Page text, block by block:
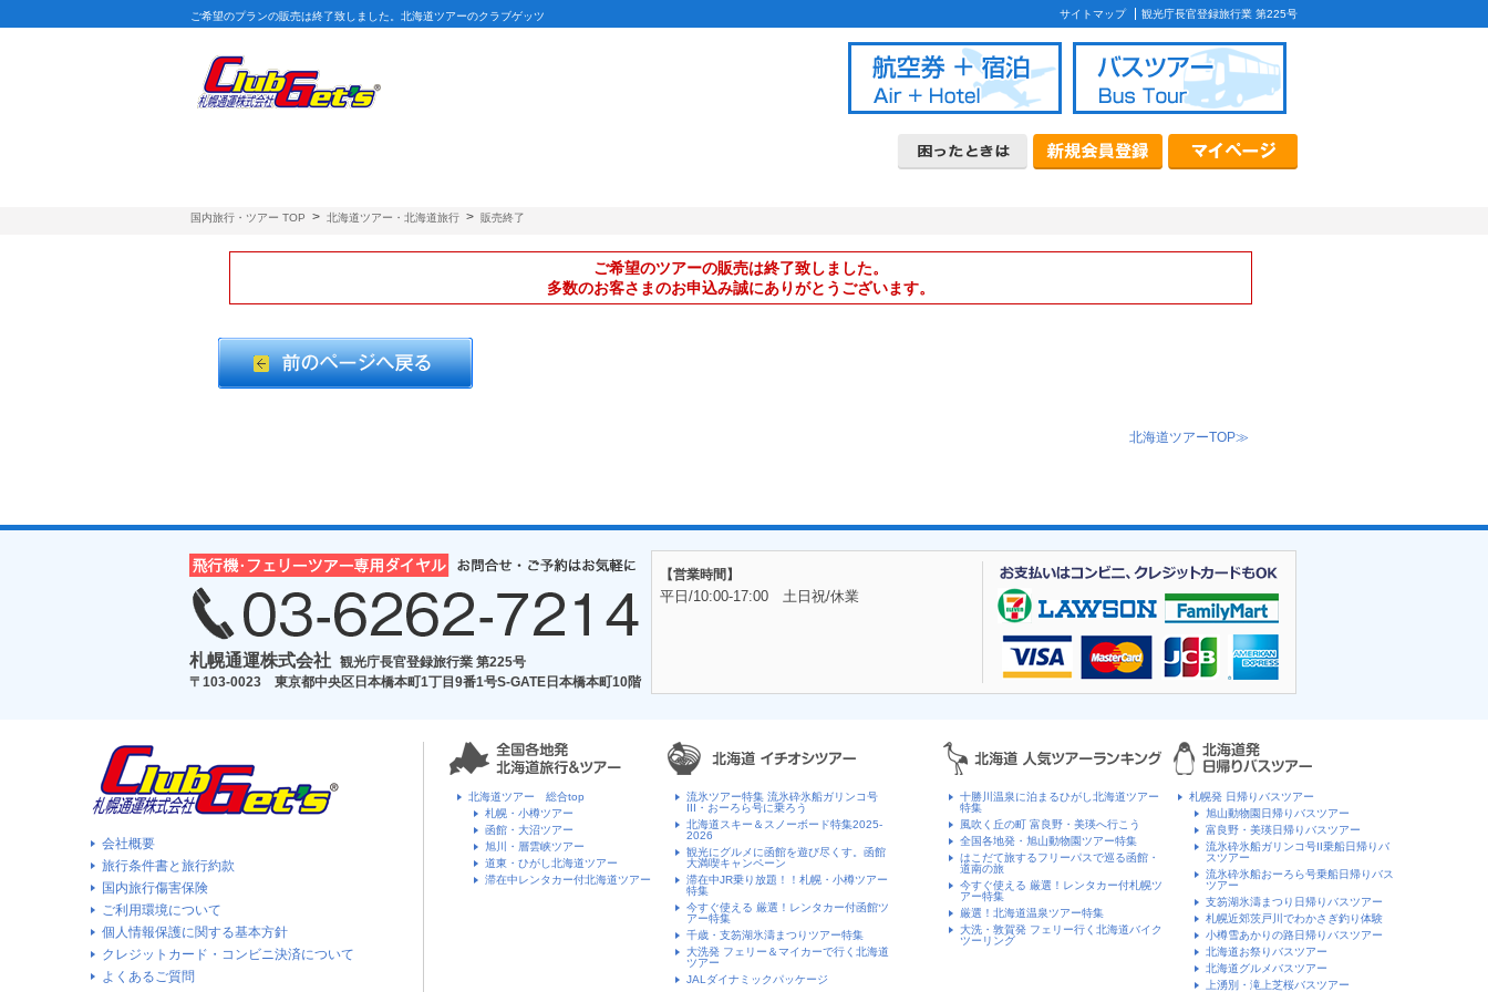
ご希望のプランの販売は終了致しました。北海道ツアーのクラブゲッツ サイトマップ 観光庁長官登録旅行業 第225号
ダイナミックパッケージ
北海道ツアー
関東甲信越ツアー
富士登山ツアー
九州ツアー 首都圏発バスツアー
北海道発バスツアー
国内旅行・ツアー TOP > 北海道ツアー・北海道旅行 > 販売終了
ご希望のツアーの販売は終了致しました。
多数のお客さまのお申込み誠にありがとうございます。
北海道ツアーTOP≫
札幌通運株式会社
観光庁長官登録旅行業 第225号
〒103-0023 東京都中央区日本橋本町1丁目9番1号S-GATE日本橋本町10階
【営業時間】
平日/10:00-17:00 土日祝/休業
会社概要
旅行条件書と旅行約款
国内旅行傷害保険
ご利用環境について
個人情報保護に関する基本方針
クレジットカード・コンビニ決済について
よくあるご質問
北海道ツアー 総合top
札幌・小樽ツアー
函館・大沼ツアー
旭川・層雲峡ツアー
道東・ひがし北海道ツアー
滞在中レンタカー付北海道ツアー
流氷ツアー特集 流氷砕氷船ガリンコ号
III・おーろら号に乗ろう
北海道スキー＆スノーボード特集2025-
2026
観光にグルメに函館を遊び尽くす。函館
大満喫キャンペーン
滞在中JR乗り放題！！札幌・小樽ツアー
特集
今すぐ使える 厳選！レンタカー付函館ツ
アー特集
千歳・支笏湖氷濤まつりツアー特集
大洗発 フェリー＆マイカーで行く北海道
ツアー
JALダイナミックパッケージ
十勝川温泉に泊まるひがし北海道ツアー
特集
風吹く丘の町 富良野・美瑛へ行こう
全国各地発・旭山動物園ツアー特集
はこだて旅するフリーパスで巡る函館・
道南の旅
今すぐ使える 厳選！レンタカー付札幌ツ
アー特集
厳選！北海道温泉ツアー特集
大洗・敦賀発 フェリー行く北海道バイク
ツーリング
札幌発 日帰りバスツアー
旭山動物園日帰りバスツアー
富良野・美瑛日帰りバスツアー
流氷砕氷船ガリンコ号II乗船日帰りバ
スツアー
流氷砕氷船おーろら号乗船日帰りバス
ツアー
支笏湖氷濤まつり日帰りバスツアー
札幌近郊茨戸川でわかさぎ釣り体験
小樽雪あかりの路日帰りバスツアー
北海道お祭りバスツアー
北海道グルメバスツアー
上湧別・滝上芝桜バスツアー